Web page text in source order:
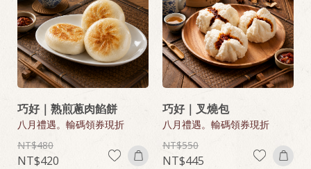
巧好｜熟煎蔥肉餡餅
八月禮遇。輸碼領券現折
480
420
巧好｜叉燒包
八月禮遇。輸碼領券現折
550
445